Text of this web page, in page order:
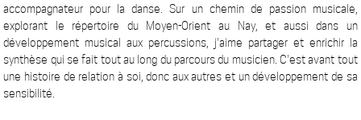
accompagnateur pour la danse. Sur un chemin de passion musicale,
explorant le répertoire du Moyen-Orient au Nay, et aussi dans un
développement musical aux percussions, j'aime partager et enrichir la
synthèse qui se fait tout au long du parcours du musicien. C'est avant tout
une histoire de relation à soi, donc aux autres et un développement de sa
sensibilité.